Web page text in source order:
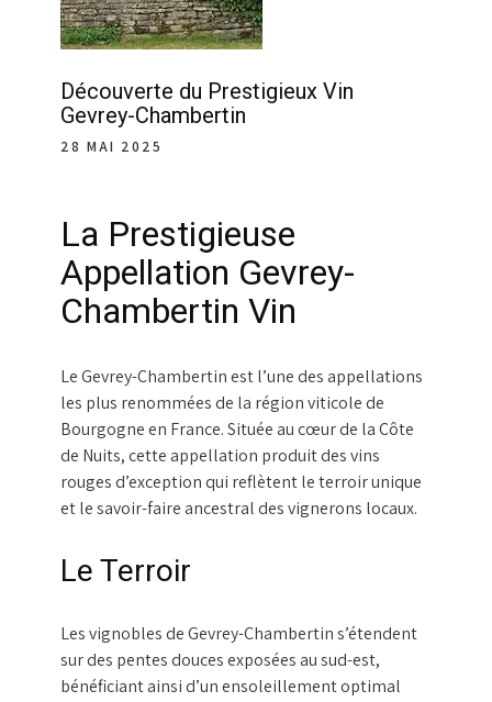
Découverte du Prestigieux Vin
Gevrey-Chambertin
28 MAI 2025
La Prestigieuse
Appellation Gevrey-
Chambertin Vin
Le Gevrey-Chambertin est l’une des appellations
les plus renommées de la région viticole de
Bourgogne en France. Située au cœur de la Côte
de Nuits, cette appellation produit des vins
rouges d’exception qui reflètent le terroir unique
et le savoir-faire ancestral des vignerons locaux.
Le Terroir
Les vignobles de Gevrey-Chambertin s’étendent
sur des pentes douces exposées au sud-est,
bénéficiant ainsi d’un ensoleillement optimal